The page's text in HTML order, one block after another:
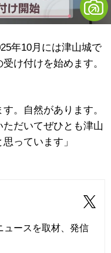
年10月には津山城で
け付けを始めます。
。自然があります。
だいてぜひとも津山
っています」
ュースを取材、発信